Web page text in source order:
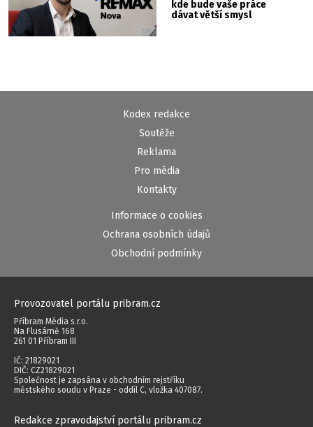
kde bude vaše práce
dávat větší smysl
Kodex redakce
Soutěže
Reklama
Pro média
Kontakty
Informace o cookies
Ochrana osobních údajů
Obchodní podmínky
Provozovatel portálu pribram.cz
Příbram Média s.r.o.
Na Flusárně 168
261 01 Příbram III
IČ: 21829021
DIČ: CZ21829021
Společnost je zapsána v obchodním rejstříku
městského soudu v Praze - oddíl C, vložka 407087.
Redakce zpravodajství portálu pribram.cz